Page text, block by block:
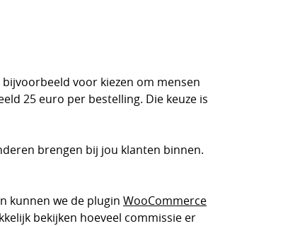
voor kiezen om mensen
25 euro per bestelling. Die keuze is
brengen bij jou klanten binnen.
kunnen we de plugin WooCommerce
bekijken hoeveel commissie er